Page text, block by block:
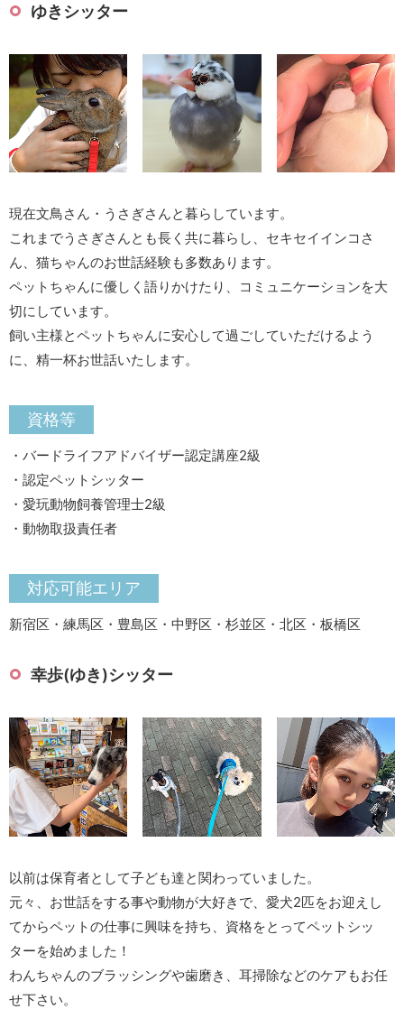
ゆきシッター
現在文鳥さん・うさぎさんと暮らしています。
これまでうさぎさんとも長く共に暮らし、セキセイインコさ
ん、猫ちゃんのお世話経験も多数あります。
ペットちゃんに優しく語りかけたり、コミュニケーションを大
切にしています。
飼い主様とペットちゃんに安心して過ごしていただけるよう
に、精一杯お世話いたします。
資格等
・バードライフアドバイザー認定講座2級
・認定ペットシッター
・愛玩動物飼養管理士2級
・動物取扱責任者
対応可能エリア
新宿区・練馬区・豊島区・中野区・杉並区・北区・板橋区
幸歩(ゆき)シッター
以前は保育者として子ども達と関わっていました。
元々、お世話をする事や動物が大好きで、愛犬2匹をお迎えし
てからペットの仕事に興味を持ち、資格をとってペットシッ
ターを始めました！
わんちゃんのブラッシングや歯磨き、耳掃除などのケアもお任
せ下さい。